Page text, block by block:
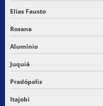
Elias Fausto
Rosana
Alumínio
Juquiá
Pradópolis
Itajobi